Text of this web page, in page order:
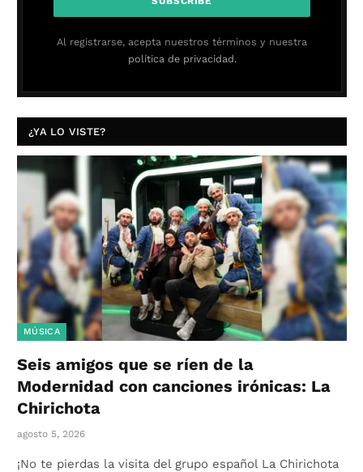
Al registrarse, acepta nuestros términos y nuestra
política de privacidad.
¿YA LO VISTE?
MÚSICA
Seis amigos que se ríen de la
Modernidad con canciones irónicas: La
Chirichota
agosto 5, 2026
¡No te pierdas la visita del grupo español La Chirichota